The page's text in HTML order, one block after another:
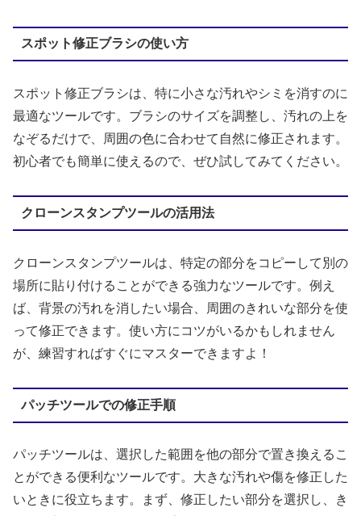
スポット修正ブラシの使い方
スポット修正ブラシは、特に小さな汚れやシミを消すのに
最適なツールです。ブラシのサイズを調整し、汚れの上を
なぞるだけで、周囲の色に合わせて自然に修正されます。
初心者でも簡単に使えるので、ぜひ試してみてください。
クローンスタンプツールの活用法
クローンスタンプツールは、特定の部分をコピーして別の
場所に貼り付けることができる強力なツールです。例え
ば、背景の汚れを消したい場合、周囲のきれいな部分を使
って修正できます。使い方にコツがいるかもしれません
が、練習すればすぐにマスターできますよ！
パッチツールでの修正手順
パッチツールは、選択した範囲を他の部分で置き換えるこ
とができる便利なツールです。大きな汚れや傷を修正した
いときに役立ちます。まず、修正したい部分を選択し、き